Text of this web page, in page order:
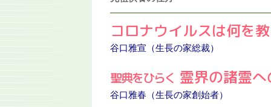
コロナウイルスは何を
谷口雅宣（生長の家総裁）
聖典をひらく 霊界の諸霊へ
谷口雅春（生長の家創始者）